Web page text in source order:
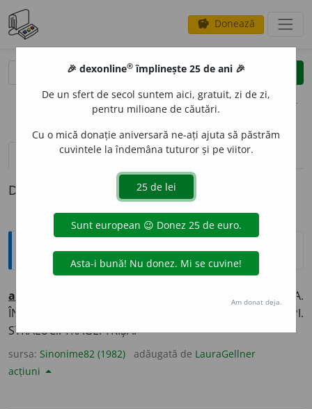
savings Donează
clear
opțiuni
definiții (1) pronunțievolume_up (50)
Definiția cu ID-ul 968315:
Sinonime
a
ADEMENI. AMĂGI. BĂNUI. DA. ÎNCÎNTA.
ÎNȘELA. MINȚI. MOMI. PĂCĂLI. PROSTI. PURTA. SCLIPI.
STRĂLUCI. TRAGE. TRIȘA.
sursa: Sinonime82 (1982) adăugată de LauraGellner
acțiuni
🎉 dexonline® împlinește 25 de ani 🎉
De un sfert de secol suntem aici, gratuit, zi de zi,
pentru milioane de căutări.
Cu o mică donație aniversară ne-ați ajuta să păstrăm
cuvintele la îndemâna tuturor și pe viitor.
Am donat deja.